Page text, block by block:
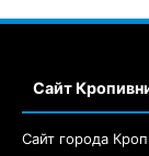
Сайт
Сайт города